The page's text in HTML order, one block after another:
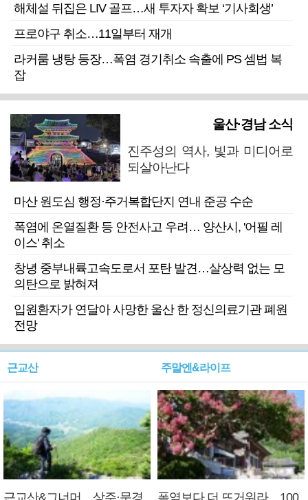
해체설 뒤집은 LIV 골프…새 투자자 확보 ‘기사회생’
프로야구 취소…11일부터 재개
라커룸 냉탕 등장…폭염 경기취소 속출에 PS 셈법 복
잡
울산·경남 소식
진주성의 역사, 빛과 미디어로
되살아난다
마산 원도심 행정·주거복합단지 연내 준공 수순
폭염에 온열질환 등 안전사고 우려… 양산시, '어필 레
이스' 취소
창녕 중부내륙고속도로서 포탄 발견…살상력 없는 모
의탄으로 밝혀져
입원환자가 연달아 사망한 울산 한 정신의료기관 폐원
전망
근교산 주말엔&라이프